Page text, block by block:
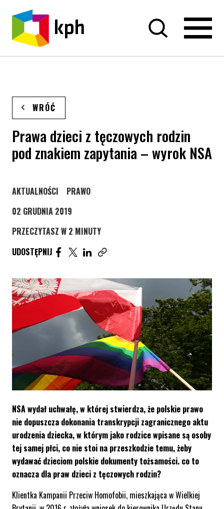
PRZEJDŹ DO TREŚCI
WRÓĆ
Prawa dzieci z tęczowych rodzin
pod znakiem zapytania – wyrok NSA
STRONA KATEGORII WPISÓW
AKTUALNOŚCI STRONA KATEGORII WPISÓW
PRAWO
02 GRUDNIA 2019
PRZECZYTASZ W 2 MINUTY
UDOSTĘPNIJ
UDOSTĘPNIJ ARTYKUŁ NA FACEBOOK. STRONA
UDOSTĘPNIJ ARTYKUŁ NA TWITTER.
UDOSTĘPNIJ ARTYKUŁ NA LINKEDIN.
NSA wydał uchwałę, w której stwierdza, że polskie prawo
nie dopuszcza dokonania transkrypcji zagranicznego aktu
urodzenia dziecka, w którym jako rodzice wpisane są osoby
tej samej płci, co nie stoi na przeszkodzie temu, żeby
wydawać dzieciom polskie dokumenty tożsamości. co to
oznacza dla praw dzieci z tęczowych rodzin?
Klientka Kampanii Przeciw Homofobii, mieszkająca w Wielkiej